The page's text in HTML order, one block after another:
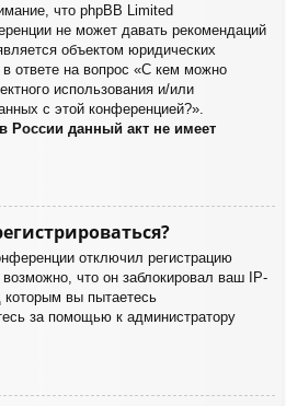
что phpBB Limited
не может давать рекомендаций
объектом юридических
ответе на вопрос «С кем можно
использования и/или
с этой конференцией?».
России данный акт не имеет
отключил регистрацию
что он заблокировал ваш IP-
вы пытаетесь
за помощью к администратору